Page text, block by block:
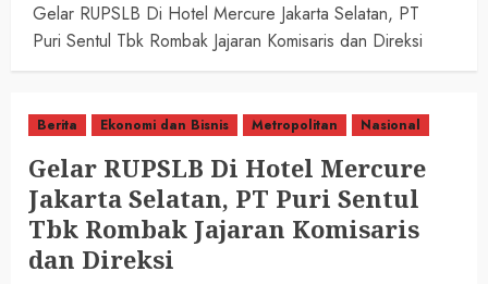
Gelar RUPSLB Di Hotel Mercure Jakarta Selatan, PT
Puri Sentul Tbk Rombak Jajaran Komisaris dan Direksi
Berita Ekonomi dan Bisnis Metropolitan Nasional
Gelar RUPSLB Di Hotel Mercure
Jakarta Selatan, PT Puri Sentul
Tbk Rombak Jajaran Komisaris
dan Direksi